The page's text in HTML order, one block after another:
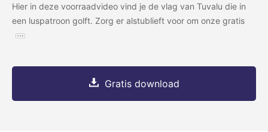
Hier in deze voorraadvideo vind je de vlag van Tuvalu die in
een luspatroon golft. Zorg er alstublieft voor om onze gratis
Gratis download